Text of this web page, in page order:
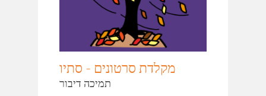
מקלדת סרטונים - סתיו
תמיכה דיבור